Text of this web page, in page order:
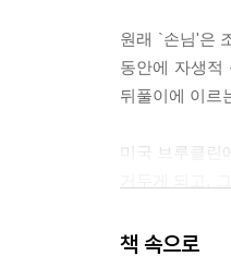
원래 `손님'은
동안에 자생적
뒤풀이에 이르
미국 브루클
책 속으로